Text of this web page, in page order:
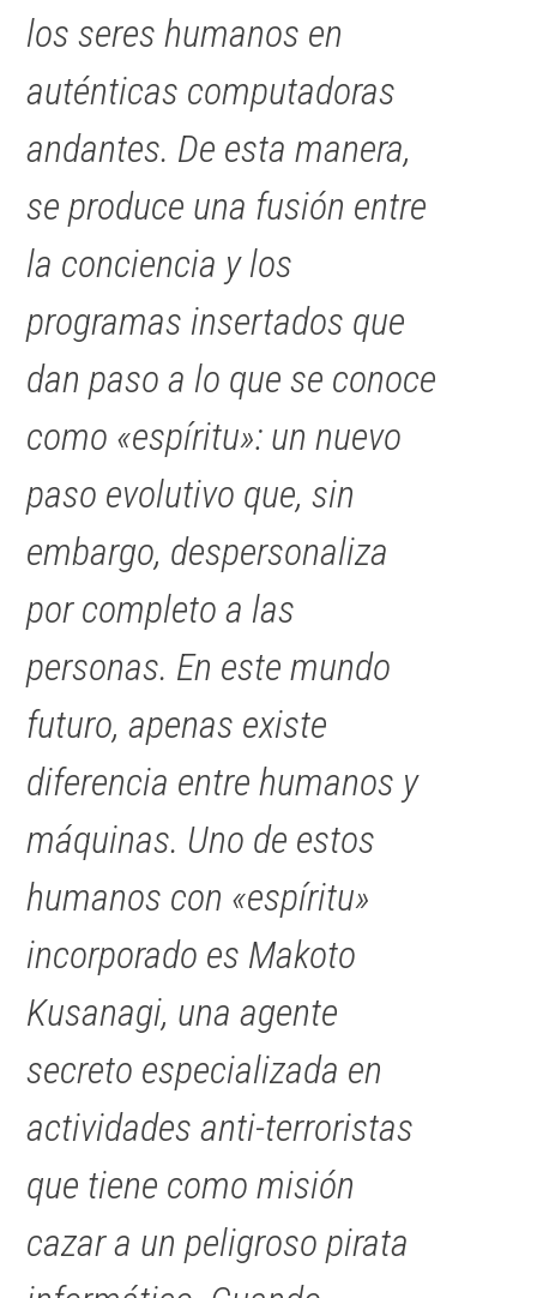
los seres humanos en
auténticas computadoras
andantes. De esta manera,
se produce una fusión entre
la conciencia y los
programas insertados que
dan paso a lo que se conoce
como «espíritu»: un nuevo
paso evolutivo que, sin
embargo, despersonaliza
por completo a las
personas. En este mundo
futuro, apenas existe
diferencia entre humanos y
máquinas. Uno de estos
humanos con «espíritu»
incorporado es Makoto
Kusanagi, una agente
secreto especializada en
actividades anti-terroristas
que tiene como misión
cazar a un peligroso pirata